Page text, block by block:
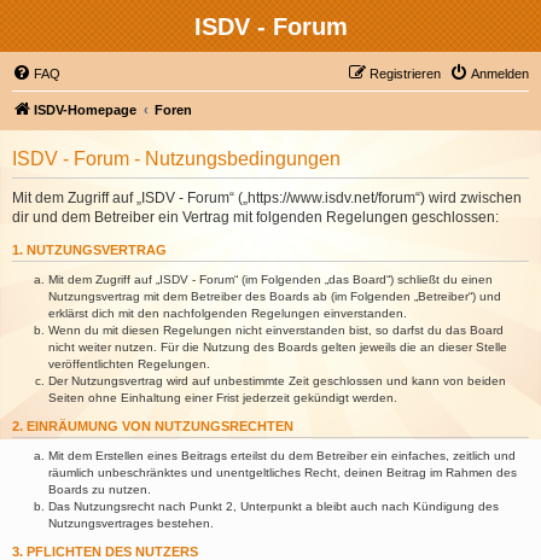
ISDV - Forum
FAQ Anmelden
Registrieren
ISDV-Homepage Foren
ISDV - Forum - Nutzungsbedingungen
Mit dem Zugriff auf „ISDV - Forum“ („https://www.isdv.net/forum“) wird zwischen
dir und dem Betreiber ein Vertrag mit folgenden Regelungen geschlossen:
1. NUTZUNGSVERTRAG
Mit dem Zugriff auf „ISDV - Forum“ (im Folgenden „das Board“) schließt du einen
Nutzungsvertrag mit dem Betreiber des Boards ab (im Folgenden „Betreiber“) und
erklärst dich mit den nachfolgenden Regelungen einverstanden.
Wenn du mit diesen Regelungen nicht einverstanden bist, so darfst du das Board
nicht weiter nutzen. Für die Nutzung des Boards gelten jeweils die an dieser Stelle
veröffentlichten Regelungen.
Der Nutzungsvertrag wird auf unbestimmte Zeit geschlossen und kann von beiden
Seiten ohne Einhaltung einer Frist jederzeit gekündigt werden.
2. EINRÄUMUNG VON NUTZUNGSRECHTEN
Mit dem Erstellen eines Beitrags erteilst du dem Betreiber ein einfaches, zeitlich und
räumlich unbeschränktes und unentgeltliches Recht, deinen Beitrag im Rahmen des
Boards zu nutzen.
Das Nutzungsrecht nach Punkt 2, Unterpunkt a bleibt auch nach Kündigung des
Nutzungsvertrages bestehen.
3. PFLICHTEN DES NUTZERS